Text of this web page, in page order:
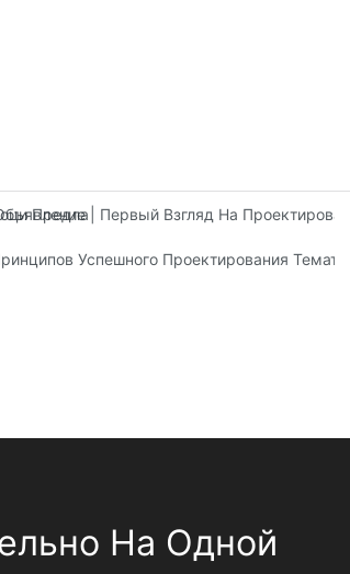
Предлагает Три Этажа
| Первый Взгляд На
Успешного Проектирования
На Одной